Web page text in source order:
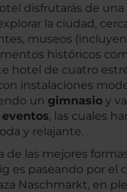
disfrutarás de
la ciudad,
museos
históricos
hotel de cuatro
instalaciones
un gimnasio y
, las cuales
y relajante.
de las mejores
es paseando por el
Naschmarkt, en